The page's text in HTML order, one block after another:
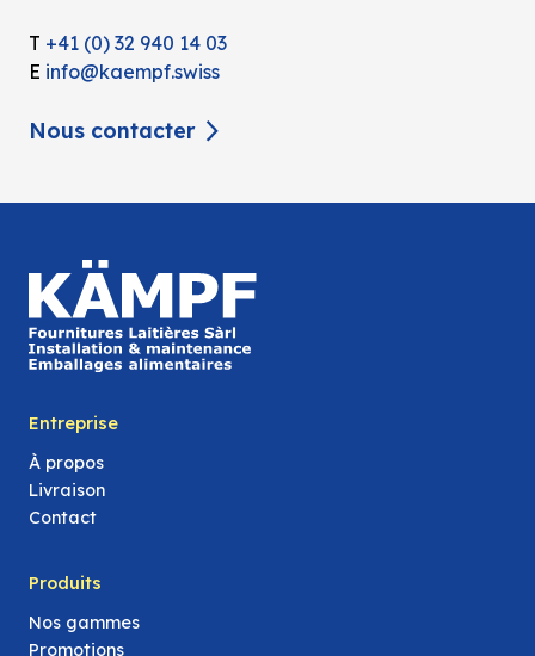
T +41 (0) 32 940 14 03
E info@kaempf.swiss
Nous contacter
Entreprise
À propos
Livraison
Contact
Produits
Nos gammes
Promotions